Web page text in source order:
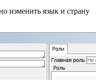
изменить язык и страну